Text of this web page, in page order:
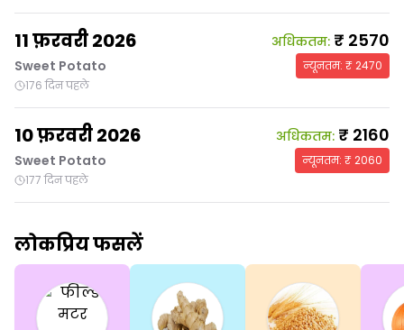
11 फ़रवरी 2026
Sweet Potato
176 दिन पहले
अधिकतम: ₹ 2570
न्यूनतम: ₹2470
10 फ़रवरी 2026
Sweet Potato
177 दिन पहले
अधिकतम: ₹ 2160
न्यूनतम: ₹2060
लोकप्रिय फसलें